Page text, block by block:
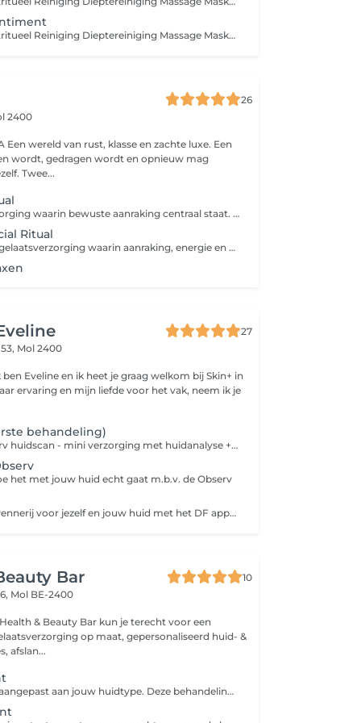
Intake Welkomstritueel Reiniging Dieptereiniging Massage Masker: Thermique Eindverzorging
26
2400
wordt, gedragen wordt en opnieuw mag
Twee...
Pure gelaatsverzorging waarin bewuste aanraking centraal staat. Een zachte en liefdevolle behandeling waarbij de huid volledig tot rust mag komen. Zonder machines, enkel met de warmte en aandacht van onze handen ondersteunen we de huid zodat haar natuurlijke balans zich kan herstellen. De behandeling start met een reiniging en zachte peeling, gevolgd door een voedend masker. Terwijl het masker inwerkt, geniet je van een ontspannende massage van nek, schouders en hoofd. Een puur verwenmoment waarin huid en lichaam diep kunnen ontspannen en de natuurlijke glow van je huid weer zichtbaar wordt.
Ritual
Een diepgaande gelaatsverzorging waarin aanraking, energie en natuurlijke huidverzorging samenkomen. Tijdens dit ritueel werken we volledig met onze handen om de huid op een zachte en bewuste manier te ondersteunen. De behandeling start met een reiniging en zachte peeling, gevolgd door een diep voedend peel-off masker dat de huid intens verzorgt. Met gua sha, edelstenen en lymfestimulerende technieken activeren we de doorbloeding en helpen we de huid afvalstoffen los te laten. Deze zachte maar effectieve bewegingen ondersteunen het natuurlijke herstelproces van de huid. Terwijl het masker inwerkt, geniet je van een ontspannende massage van nek, schouders en hoofd. Een holistisch ritueel dat niet alleen je huid laat stralen, maar ook een diepe rust brengt in lichaam en geest, voor een natuurlijke, gezonde glow van binnenuit.
27
Mol 2400
ben Eveline en ik heet je graag welkom bij Skin+ in
behandeling)
Intake met Observ huidscan - mini verzorging met huidanalyse + advies. Voor iedereen die wil opstarten met Environ Skincare thuis. (incl. epileren wenkbrauwen).
het met jouw huid echt gaat m.b.v. de Observ
60 minuten verwennerij voor jezelf en jouw huid met het DF apparaat van Environ (2 zones met het toestel). Incl. epileren van de wenkbrauwen.
Bar
10
Mol BE-2400
op maat, gepersonaliseerd huid- &
afslan...
Basic treatment aangepast aan jouw huidtype. Deze behandeling omvat: Reiniging - peeling - serum - masker -dagcreme Ontdek wat onze producten voor jouw huid kunnen betekenen.